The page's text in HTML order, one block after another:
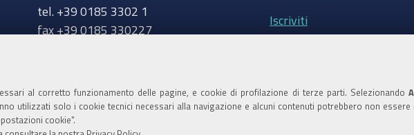
al corretto funzionamento delle pagine, e cookie di profilazione di terze parti. Selezionando
utilizzati solo i cookie tecnici necessari alla navigazione e alcuni contenuti potrebbero non
cookie".
tel. +39 0185 3302 1
fax +39 0185 330227
Iscriviti
Accedi